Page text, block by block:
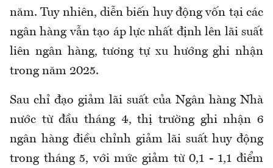
năm. Tuy nhiên, diễn biến huy động vốn tại các
ngân hàng vẫn tạo áp lực nhất định lên lãi suất
liên ngân hàng, tương tự xu hướng ghi nhận
trong năm 2025.
Sau chỉ đạo giảm lãi suất của Ngân hàng Nhà
nước từ đầu tháng 4, thị trường ghi nhận 6
ngân hàng điều chỉnh giảm lãi suất huy động
trong tháng 5, với mức giảm từ 0,1 - 1,1 điểm